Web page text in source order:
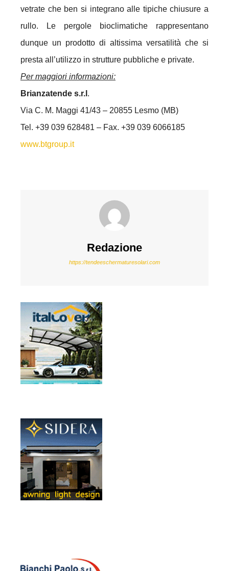
vetrate che ben si integrano alle tipiche chiusure a
rullo. Le pergole bioclimatiche rappresentano
dunque un prodotto di altissima versatilità che si
presta all’utilizzo in strutture pubbliche e private.
Per maggiori informazioni:
Brianzatende s.r.l .
Via C. M. Maggi 41/43 – 20855 Lesmo (MB)
Tel. +39 039 628481 – Fax. +39 039 6066185
www.btgroup.it
Redazione
https://tendeeschermaturesolari.com